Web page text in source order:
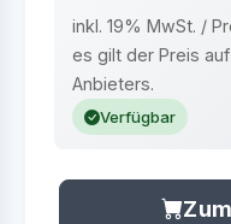
inkl. 19% MwSt. /
es gilt der Preis
Anbieters.
Verfügbar